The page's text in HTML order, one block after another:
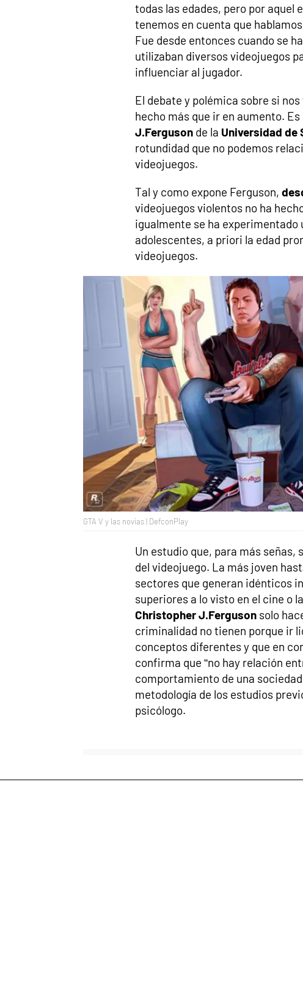
todas las edades, pero por aquel
tenemos en cuenta que
Fue desde entonces cuando se
utilizaban diversos videojuegos
influenciar al jugador.
El debate y polémica sobre si
hecho más que ir en aumento.
J.Ferguson de la Universidad de
rotundidad que no podemos
videojuegos.
Tal y como expone Ferguson,
videojuegos violentos no ha
igualmente se ha
adolescentes, a priori la edad
videojuegos.
GTA V y las novias | DefconPlay
Un estudio que, para más señas,
del videojuego. La más joven
sectores que generan idénticos
superiores a lo visto en el cine o
Christopher J.Ferguson solo
criminalidad no tienen porque ir
conceptos diferentes y que en
confirma que “no hay relación
comportamiento de una
metodología de los estudios
psicólogo.